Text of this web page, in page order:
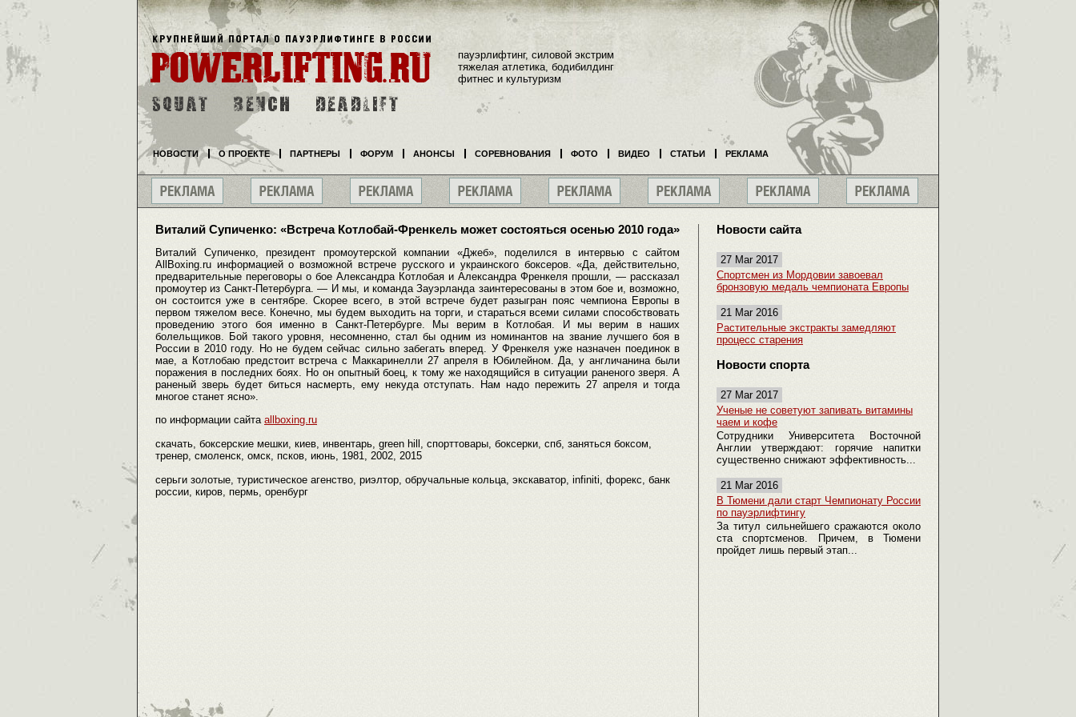
Виталий Супиченко: «Встреча Котлобай-Френкель может состояться осенью 2010 года»
Виталий Супиченко, президент промоутерской компании «Джеб», поделился в интервью с сайтом
AllBoxing.ru информацией о возможной встрече русского и украинского боксеров. «Да, действительно,
предварительные переговоры о бое Александра Котлобая и Александра Френкеля прошли, — рассказал
промоутер из Санкт-Петербурга. — И мы, и команда Зауэрланда заинтересованы в этом бое и, возможно,
он состоится уже в сентябре. Скорее всего, в этой встрече будет разыгран пояс чемпиона Европы в
первом тяжелом весе. Конечно, мы будем выходить на торги, и стараться всеми силами способствовать
проведению этого боя именно в Санкт-Петербурге. Мы верим в Котлобая. И мы верим в наших
болельщиков. Бой такого уровня, несомненно, стал бы одним из номинантов на звание лучшего боя в
России в 2010 году. Но не будем сейчас сильно забегать вперед. У Френкеля уже назначен поединок в
мае, а Котлобаю предстоит встреча с Маккаринелли 27 апреля в Юбилейном. Да, у англичанина были
поражения в последних боях. Но он опытный боец, к тому же находящийся в ситуации раненого зверя. А
раненый зверь будет биться насмерть, ему некуда отступать. Нам надо пережить 27 апреля и тогда
многое станет ясно».
по информации сайта allboxing.ru
скачать, боксерские мешки, киев, инвентарь, green hill, спорттовары, боксерки, спб, заняться боксом,
тренер, смоленск, омск, псков, июнь, 1981, 2002, 2015
серьги золотые, туристическое агенство, риэлтор, обручальные кольца, экскаватор, infiniti, форекс, банк
россии, киров, пермь, оренбург
Новости сайта
27 Mar 2017
Спортсмен из Мордовии завоевал
бронзовую медаль чемпионата Европы
21 Mar 2016
Растительные экстракты замедляют
процесс старения
Новости спорта
27 Mar 2017
Ученые не советуют запивать витамины
чаем и кофе
Сотрудники Университета Восточной
Англии утверждают: горячие напитки
существенно снижают эффективность...
21 Mar 2016
В Тюмени дали старт Чемпионату России
по пауэрлифтингу
За титул сильнейшего сражаются около
ста спортсменов. Причем, в Тюмени
пройдет лишь первый этап...
пауэрлифтинг, силовой экстрим
тяжелая атлетика, бодибилдинг
фитнес и культуризм
НОВОСТИ О ПРОЕКТЕ ПАРТНЕРЫ ФОРУМ АНОНСЫ СОРЕВНОВАНИЯ ФОТО ВИДЕО СТАТЬИ РЕКЛАМА